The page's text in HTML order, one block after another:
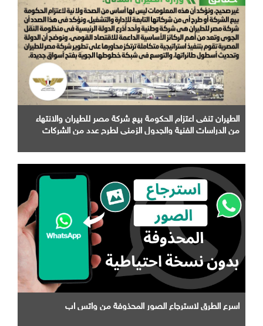
الطيران تنفى اعتزام الحكومة بيع شركة مصر للطيران والانتهاء
من الدراسات الفنية والجدول الزمني لطرح عدد من الشركات
اسرع الطرق لاسترجاع الصور المحذوفة من واتس اب